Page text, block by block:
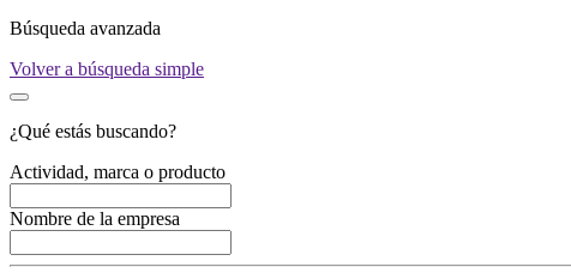
Búsqueda avanzada
Volver a búsqueda simple
¿Qué estás buscando?
Actividad, marca o producto
Nombre de la empresa